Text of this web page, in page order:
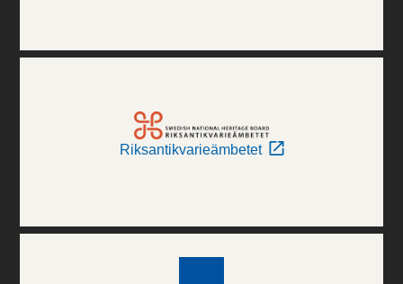
Riksantikvarieämbetet